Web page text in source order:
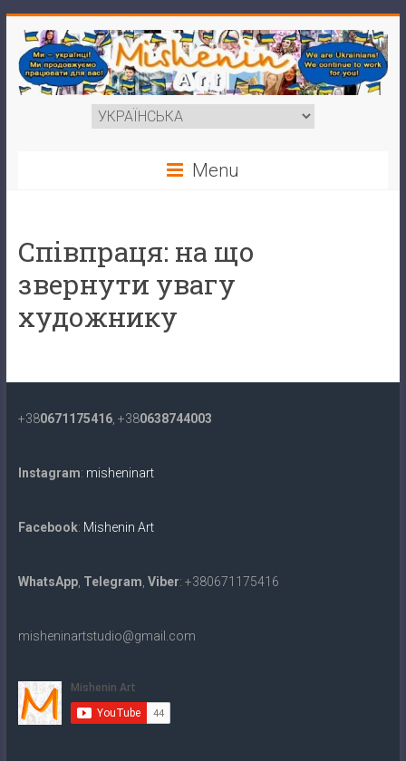
Menu
Співпраця: на що
звернути увагу
художнику
+380671175416, +380638744003
Instagram: misheninart
Facebook: Mishenin Art
WhatsApp, Telegram Viber: +380671175416
misheninartstudio@gmail.com